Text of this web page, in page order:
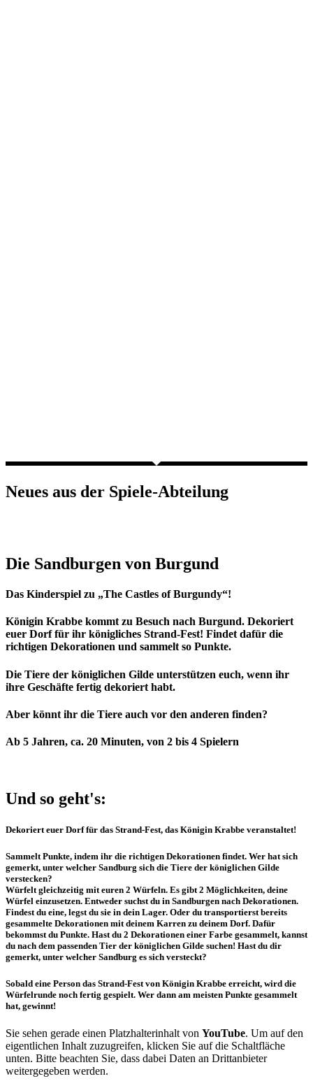
Neues aus der Spiele-Abteilung
Die Sandburgen von Burgund
Das Kinderspiel zu „The Castles of Burgundy“!
Königin Krabbe kommt zu Besuch nach Burgund. Dekoriert
euer Dorf für ihr königliches Strand-Fest! Findet dafür die
richtigen Dekorationen und sammelt so Punkte.
Die Tiere der königlichen Gilde unterstützen euch, wenn ihr
ihre Geschäfte fertig dekoriert habt.
Aber könnt ihr die Tiere auch vor den anderen finden?
Ab 5 Jahren, ca. 20 Minuten, von 2 bis 4 Spielern
Und so geht's:
Dekoriert euer Dorf für das Strand-Fest, das Königin Krabbe veranstaltet!
Sammelt Punkte, indem ihr die richtigen Dekorationen findet. Wer hat sich
gemerkt, unter welcher Sandburg sich die Tiere der königlichen Gilde
verstecken?
Würfelt gleichzeitig mit euren 2 Würfeln. Es gibt 2 Möglichkeiten, deine
Würfel einzusetzen. Entweder suchst du in Sandburgen nach Dekorationen.
Findest du eine, legst du sie in dein Lager. Oder du transportierst bereits
gesammelte Dekorationen mit deinem Karren zu deinem Dorf. Dafür
bekommst du Punkte. Hast du 2 Dekorationen einer Farbe gesammelt, kannst
du nach dem passenden Tier der königlichen Gilde suchen! Hast du dir
gemerkt, unter welcher Sandburg es sich versteckt?
Sobald eine Person das Strand-Fest von Königin Krabbe erreicht, wird die
Würfelrunde noch fertig gespielt. Wer dann am meisten Punkte gesammelt
hat, gewinnt!
Sie sehen gerade einen Platzhalterinhalt von YouTube. Um auf den
eigentlichen Inhalt zuzugreifen, klicken Sie auf die Schaltfläche
unten. Bitte beachten Sie, dass dabei Daten an Drittanbieter
weitergegeben werden.